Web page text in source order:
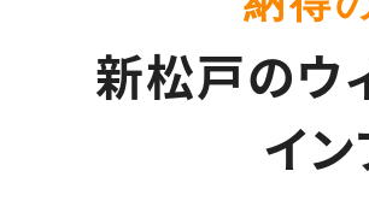
新松戸のウ
イ